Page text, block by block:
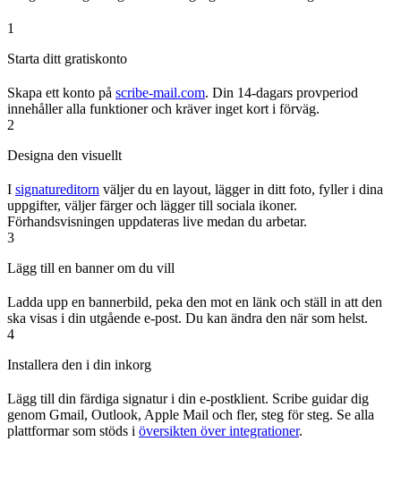
1
Starta ditt gratiskonto
Skapa ett konto på scribe-mail.com. Din 14-dagars provperiod
innehåller alla funktioner och kräver inget kort i förväg.
2
Designa den visuellt
I signatureditorn väljer du en layout, lägger in ditt foto, fyller i dina
uppgifter, väljer färger och lägger till sociala ikoner.
Förhandsvisningen uppdateras live medan du arbetar.
3
Lägg till en banner om du vill
Ladda upp en bannerbild, peka den mot en länk och ställ in att den
ska visas i din utgående e-post. Du kan ändra den när som helst.
4
Installera den i din inkorg
Lägg till din färdiga signatur i din e-postklient. Scribe guidar dig
genom Gmail, Outlook, Apple Mail och fler, steg för steg. Se alla
plattformar som stöds i översikten över integrationer.